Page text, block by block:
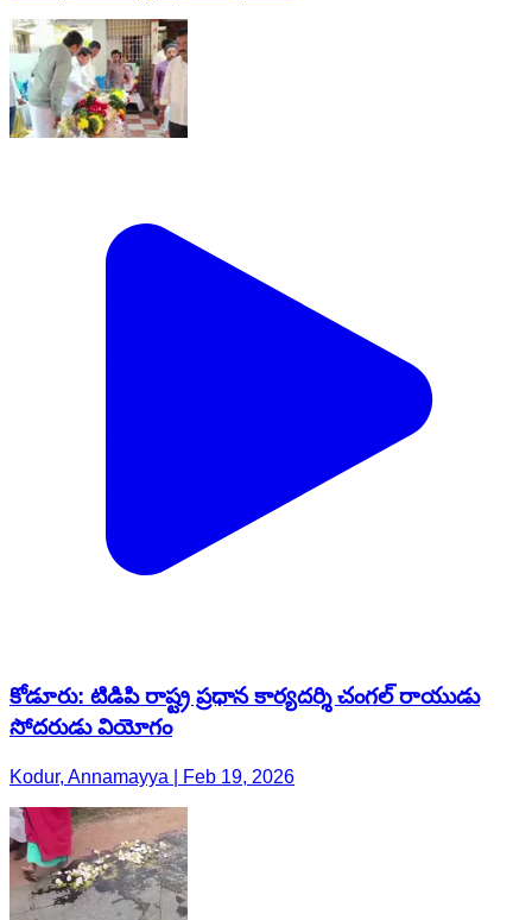
కోడూరు: టిడిపి రాష్ట్ర ప్రధాన కార్యదర్శి చంగల్ రాయుడు
సోదరుడు వియోగం
Kodur, Annamayya | Feb 19, 2026